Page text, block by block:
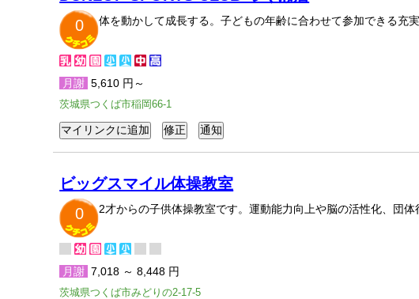
0
体を動かして成長する。子どもの年齢に合わせて参加できる充
月謝 5,610 円～
茨城県つくば市稲岡66-1
ビッグスマイル体操教室
0
2才からの子供体操教室です。運動能力向上や脳の活性化、団
月謝 7,018 ～ 8,448 円
茨城県つくば市みどりの2-17-5